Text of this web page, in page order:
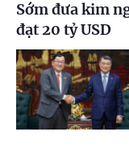
Sớm đưa kim
đạt 20 tỷ USD